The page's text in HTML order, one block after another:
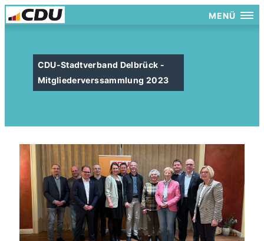
MENÜ
CDU-Stadtverband Delbrück -
Mitgliederverssammlung 2023